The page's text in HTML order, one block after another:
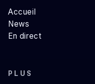
Accueil
News
En direct
PLUS